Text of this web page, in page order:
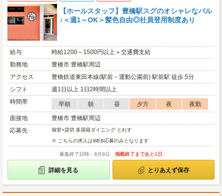
【ホールスタッフ】豊橋駅スグのオシャレなバル
♪＜週1～OK＞髪色自由◎社員登用制度あり
給与
時給1200～1500円以上＋交通費支給
勤務地
豊橋市 豊橋駅周辺
アクセス
豊橋鉄道東田本線(駅前－運動公園前) 駅前駅 徒歩 5分
シフト
週1日以上 1日2時間以上
時間帯
早朝 朝 昼 夕方 夜
夜勤
面接地
豊橋市 豊橋駅周辺
応募先
個室×貸切 多国籍ダイニング とれす
※ こちらの求人はWEB応募のみとなります
募集終了日時：8月9日 掲載終了まであと1日
詳細を見る とりあえず保存